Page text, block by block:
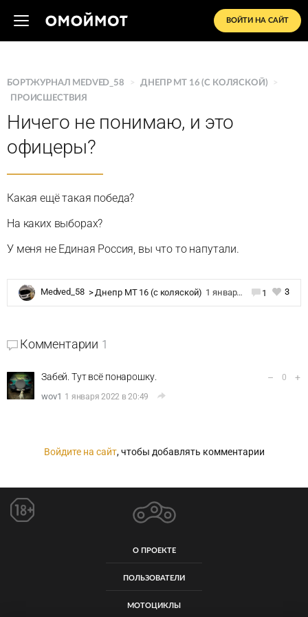
ВОЙТИ НА САЙТ
БОРТЖУРНАЛ MEDVED_58 > ДНЕПР MT 16 (C КОЛЯСКОЙ)
>
ПРОИСШЕСТВИЯ
Ничего не понимаю, и это
офицеры?
Какая ещё такая победа?
На каких выборах?
У меня не Единая Россия, вы что то напутали.
Medved_58 >Днепр MT 16 (c коляской) 1 января 2022 в 20:08 1 3
Комментарии 1
Забей. Тут всё понарошку.
wov1 1 января 2022 в 20:49
– 0 +
Войдите на сайт, чтобы добавлять комментарии
О ПРОЕКТЕ
ПОЛЬЗОВАТЕЛИ
МОТОЦИКЛЫ